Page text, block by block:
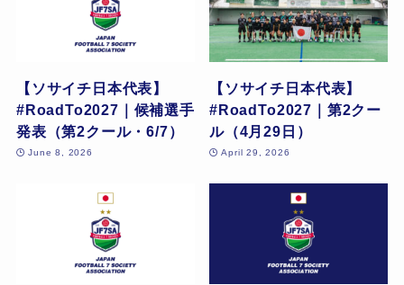
【ソサイチ日本代表】
#RoadTo2027｜候補選手
発表（第2クール・6/7）
June 8, 2026
【ソサイチ日本代表】
#RoadTo2027｜第2クー
ル（4月29日）
April 29, 2026